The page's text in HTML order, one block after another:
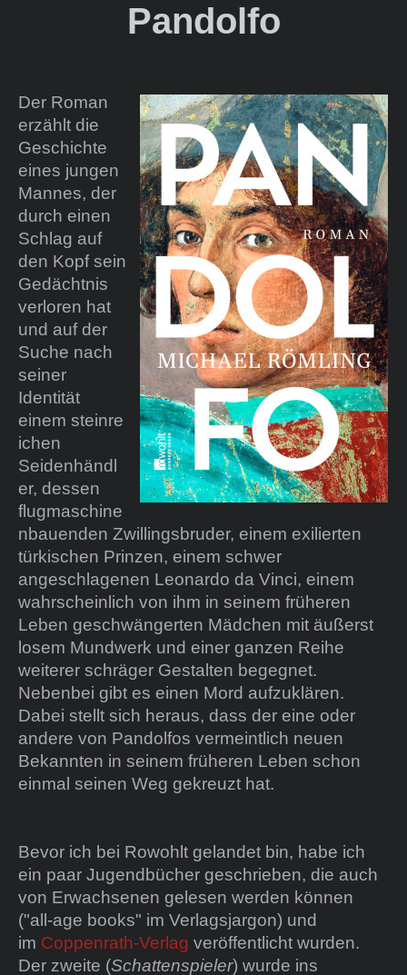
Pandolfo
Der Roman
erzählt die
Geschichte
eines jungen
Mannes, der
durch einen
Schlag auf
den Kopf sein
Gedächtnis
verloren hat
und auf der
Suche nach
seiner
Identität
einem steinre
ichen
Seidenhändl
er, dessen
flugmaschine
nbauenden Zwillingsbruder, einem exilierten
türkischen Prinzen, einem schwer
angeschlagenen Leonardo da Vinci, einem
wahrscheinlich von ihm in seinem früheren
Leben geschwängerten Mädchen mit äußerst
losem Mundwerk und einer ganzen Reihe
weiterer schräger Gestalten begegnet.
Nebenbei gibt es einen Mord aufzuklären.
Dabei stellt sich heraus, dass der eine oder
andere von Pandolfos vermeintlich neuen
Bekannten in seinem früheren Leben schon
einmal seinen Weg gekreuzt hat.
Bevor ich bei Rowohlt gelandet bin, habe ich
ein paar Jugendbücher geschrieben, die auch
von Erwachsenen gelesen werden können
("all-age books" im Verlagsjargon) und
im Coppenrath-Verlag veröffentlicht wurden.
Der zweite (Schattenspieler) wurde ins